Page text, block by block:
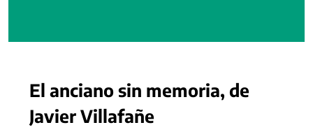
El anciano sin memoria, de
Javier Villafañe